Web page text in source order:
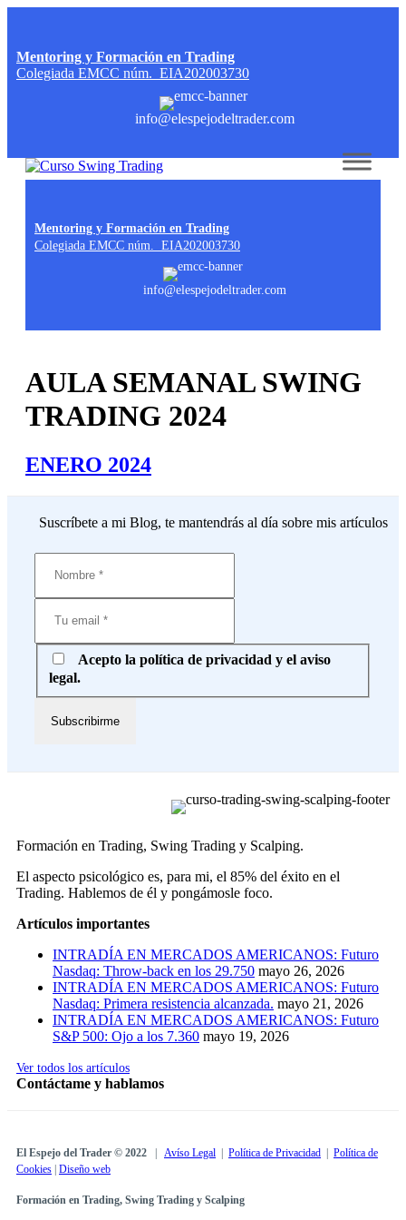
Mentoring y Formación en Trading
Colegiada EMCC núm. EIA202003730
info@elespejodeltrader.com
Mentoring y Formación en Trading
Colegiada EMCC núm. EIA202003730
info@elespejodeltrader.com
AULA SEMANAL SWING
TRADING 2024
ENERO 2024
Suscríbete a mi Blog, te mantendrás al día sobre mis artículos
Acepto la política de privacidad y el aviso
legal.
Formación en Trading, Swing Trading y Scalping.
El aspecto psicológico es, para mi, el 85% del éxito en el
Trading. Hablemos de él y pongámosle foco.
Artículos importantes
INTRADÍA EN MERCADOS AMERICANOS: Futuro
Nasdaq: Throw-back en los 29.750 mayo 26, 2026
INTRADÍA EN MERCADOS AMERICANOS: Futuro
Nasdaq: Primera resistencia alcanzada. mayo 21, 2026
INTRADÍA EN MERCADOS AMERICANOS: Futuro
S&P 500: Ojo a los 7.360 mayo 19, 2026
Ver todos los artículos
Contáctame y hablamos
El Espejo del Trader © 2022 Avíso Legal Política de Privacidad
Política de
Cookies Diseño web
Formación en Trading, Swing Trading y Scalping